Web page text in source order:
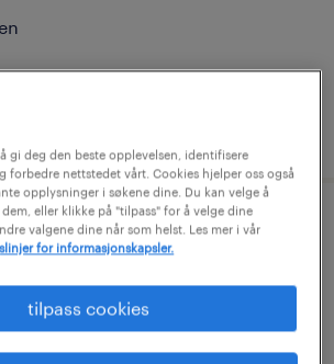
gi deg den beste opplevelsen, identifisere
forbedre nettstedet vårt. Cookies hjelper oss også
opplysninger i søkene dine. Du kan velge å
eller klikke på "tilpass" for å velge dine
valgene dine når som helst. Les mer i vår
for informasjonskapsler.
tilpass cookies